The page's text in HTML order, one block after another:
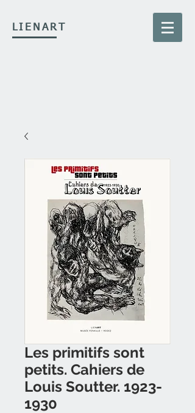
LIENART
Les primitifs sont
petits. Cahiers de
Louis Soutter. 1923-
1930